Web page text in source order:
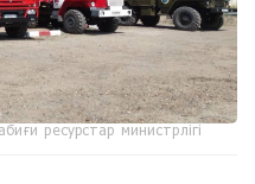
ресурстар министрлігі